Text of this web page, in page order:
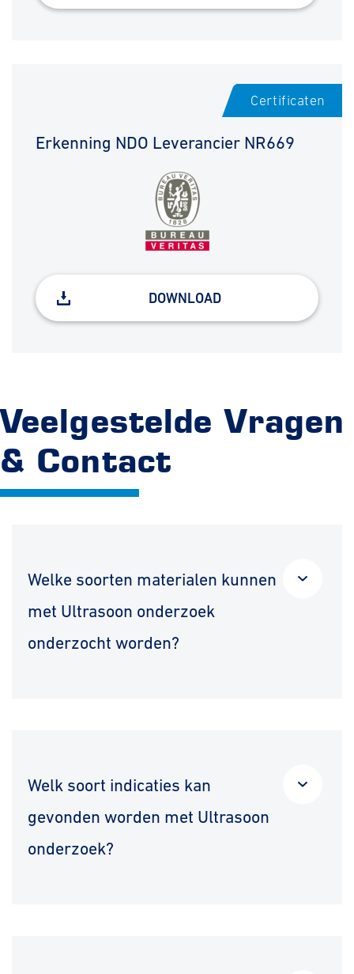
Certificaten
Erkenning NDO Leverancier NR669
DOWNLOAD
Veelgestelde Vragen
& Contact
Welke soorten materialen kunnen
met Ultrasoon onderzoek
onderzocht worden?
Welk soort indicaties kan
gevonden worden met Ultrasoon
onderzoek?